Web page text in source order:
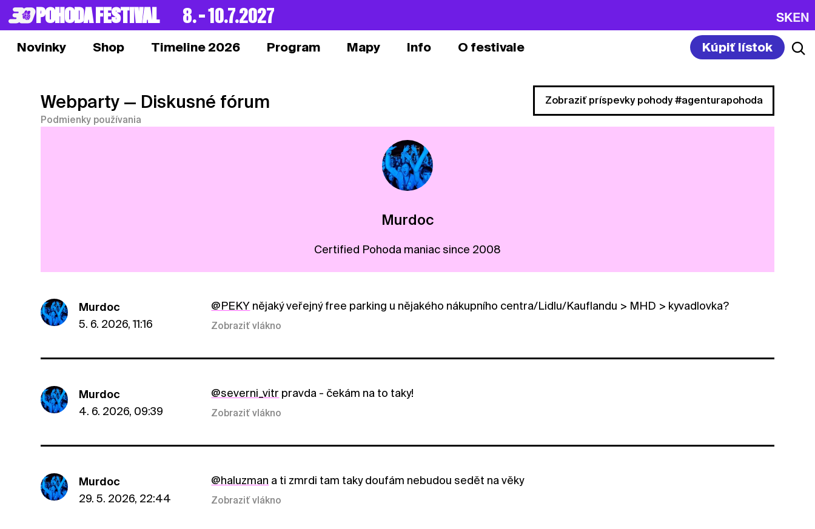
POHODA FESTIVAL 8. – 10.7.2027 SKEN
Novinky Shop Timeline 2026 Program Mapy Info O festivale Kúpiť lístok
Webparty — Diskusné fórum
Podmienky používania
Zobraziť príspevky pohody #agenturapohoda
Murdoc
Certified Pohoda maniac since 2008
Murdoc
5. 6. 2026, 11:16
@PEKY nějaký veřejný free parking u nějakého nákupního centra/Lidlu/Kauflandu > MHD > kyvadlovka?
Zobraziť vlákno
Murdoc
4. 6. 2026, 09:39
@severni_vitr pravda - čekám na to taky!
Zobraziť vlákno
Murdoc
29. 5. 2026, 22:44
@haluzman a ti zmrdi tam taky doufám nebudou sedět na věky
Zobraziť vlákno